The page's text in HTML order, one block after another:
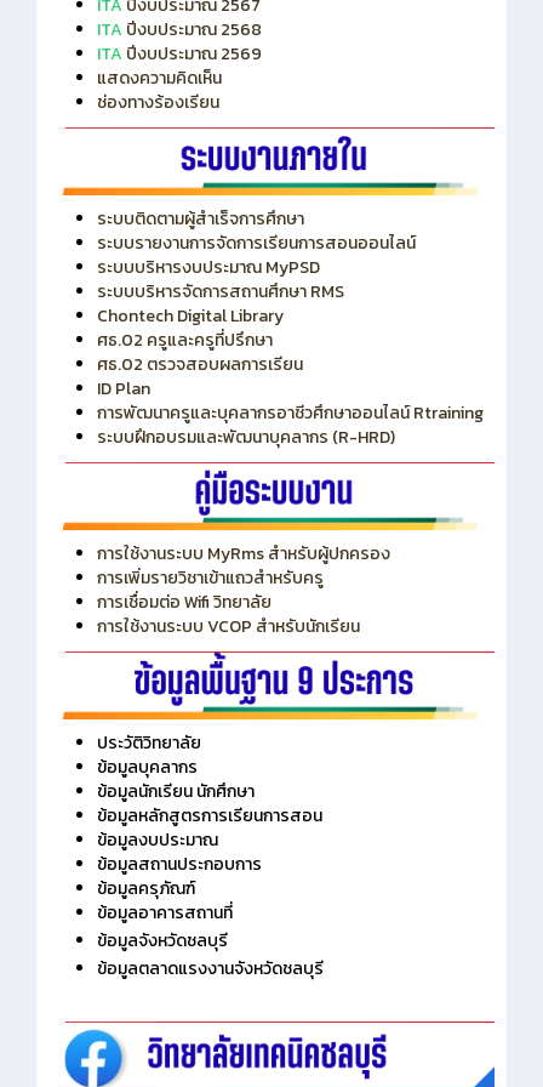
ITA ปีงบประมาณ 2567
ITA ปีงบประมาณ 2568
ITAปีงบประมาณ 2569
แสดงความคิดเห็น
ช่องทางร้องเรียน
ระบบติดตามผู้สำเร็จการศึกษา
ระบบรายงานการจัดการเรียนการสอนออนไลน์
ระบบบริหารงบประมาณ MyPSD
ระบบบริหารจัดการสถานศึกษา RMS
Chontech Digital Library
ศธ.02 ครูและครูที่ปรึกษา
ศธ.02 ตรวจสอบผลการเรียน
ID Plan
การพัฒนาครูและบุคลากรอาชีวศึกษาออนไลน์ Rtraining
ระบบฝึกอบรมและพัฒนาบุคลากร (R-HRD)
การใช้งานระบบ MyRms สำหรับผู้ปกครอง
การเพิ่มรายวิชาเข้าแถวสำหรับครู
การเชื่อมต่อ Wifi วิทยาลัย
การใช้งานระบบ VCOP สำหรับนักเรียน
ประวัติวิทยาลัย
ข้อมูลบุคลากร
ข้อมูลนักเรียน นักศึกษา
ข้อมูลหลักสูตรการเรียนการสอน
ข้อมูลงบประมาณ
ข้อมูลสถานประกอบการ
ข้อมูลครุภัณฑ์
ข้อมูลอาคารสถานที่
ข้อมูลจังหวัดชลบุรี